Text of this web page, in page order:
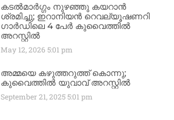
കടൽമാർഗ്ഗം നുഴഞ്ഞു കയറാൻ
ശ്രമിച്ചു; ഇറാനിയൻ റെവല്യൂഷണറി
ഗാർഡിലെ 4 പേർ കുവൈത്തിൽ
അറസ്റ്റിൽ
May 12, 20265:01 pm
അമ്മയെ കഴുത്തറുത്ത് കൊന്നു;
കുവൈത്തിൽ യുവാവ് അറസ്റ്റിൽ
September 21, 20255:01 pm